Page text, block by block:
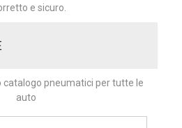
e sicuro.
catalogo pneumatici per tutte le
auto